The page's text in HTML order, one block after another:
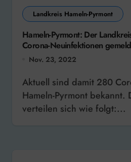
Landkreis Hameln-Pyrmont
Hameln-Pyrmont: Der
Corona-Neuinfektionen
Nov. 23, 2022
Aktuell sind damit 280 Corona-Infektionen in
Hameln-Pyrmont bekannt.
verteilen sich wie folgt:...